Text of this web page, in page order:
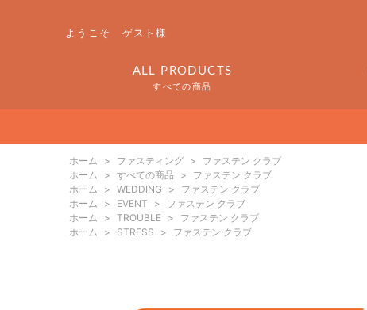
ようこそ ゲスト様
ALL PRODUCTS
すべての商品
ホーム > ファスティング >
ファステン クラブ
ホーム
> すべての商品 >
ファステン クラブ
ホーム
> WEDDING >
ファステン クラブ
ホーム
> EVENT >
ファステン クラブ
ホーム
> TROUBLE >
ファステン クラブ
ホーム
> STRESS > ファステン クラブ